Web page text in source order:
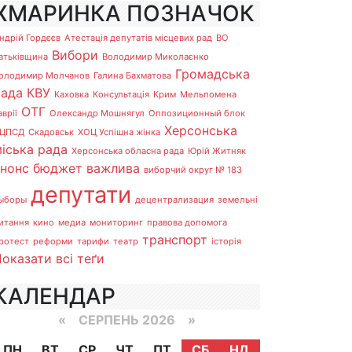
ПОЗНАЧОК
Гордєєв Атестація депутатів місцевих рад ВО
Вибори Володимир Миколаєнко
Молчанов Галина Бахматова Громадська
КВУ Каховка Консультація Крим Мельпомена
ОТГ Олександр Мошнягул Оппозиционный блок
Скадовськ ХОЦ Успішна жінка Херсонська
рада Херсонська обласна рада Юрій Житняк
бюджет важлива виборчий округ № 183
депутати децентрализация земельні
кино медиа мониторинг правова допомога
реформи тарифи театр транспорт історія
всі теґи
« СЕРПЕНЬ 2026 »